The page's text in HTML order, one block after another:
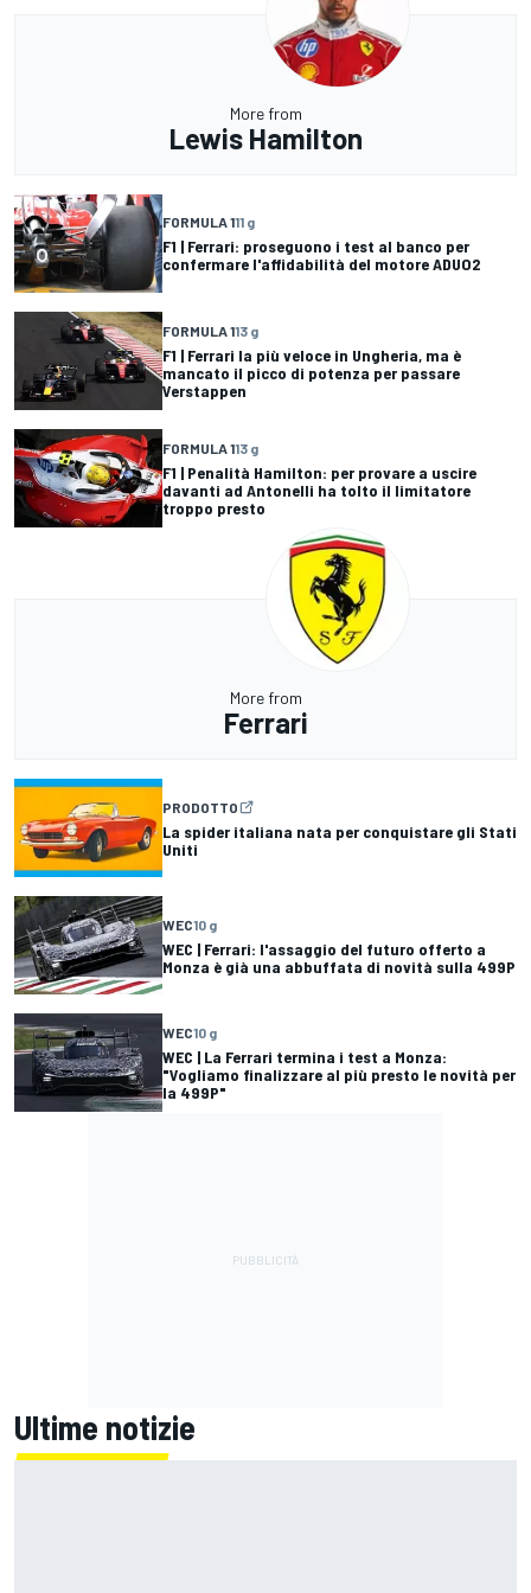
More from
Lewis Hamilton
FORMULA 111 g
F1 | Ferrari: proseguono i test al banco per
confermare l'affidabilità del motore ADUO2
FORMULA 113 g
F1 | Ferrari la più veloce in Ungheria, ma è
mancato il picco di potenza per passare
Verstappen
FORMULA 113 g
F1 | Penalità Hamilton: per provare a uscire
davanti ad Antonelli ha tolto il limitatore
troppo presto
More from
Ferrari
PRODOTTO
La spider italiana nata per conquistare gli Stati
Uniti
WEC10 g
WEC | Ferrari: l'assaggio del futuro offerto a
Monza è già una abbuffata di novità sulla 499P
WEC10 g
WEC | La Ferrari termina i test a Monza:
"Vogliamo finalizzare al più presto le novità per
la 499P"
Ultime notizie